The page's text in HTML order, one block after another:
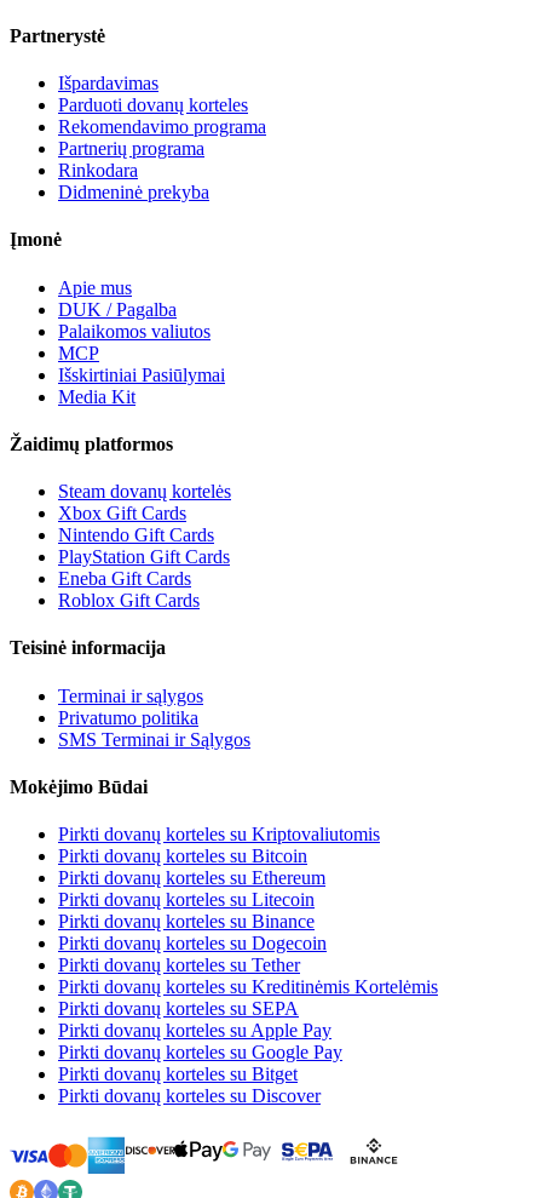
Partnerystė
Išpardavimas
Parduoti dovanų korteles
Rekomendavimo programa
Partnerių programa
Rinkodara
Didmeninė prekyba
Įmonė
Apie mus
DUK / Pagalba
Palaikomos valiutos
MCP
Išskirtiniai Pasiūlymai
Media Kit
Žaidimų platformos
Steam dovanų kortelės
Xbox Gift Cards
Nintendo Gift Cards
PlayStation Gift Cards
Eneba Gift Cards
Roblox Gift Cards
Teisinė informacija
Terminai ir sąlygos
Privatumo politika
SMS Terminai ir Sąlygos
Mokėjimo Būdai
Pirkti dovanų korteles su Kriptovaliutomis
Pirkti dovanų korteles su Bitcoin
Pirkti dovanų korteles su Ethereum
Pirkti dovanų korteles su Litecoin
Pirkti dovanų korteles su Binance
Pirkti dovanų korteles su Dogecoin
Pirkti dovanų korteles su Tether
Pirkti dovanų korteles su Kreditinėmis Kortelėmis
Pirkti dovanų korteles su SEPA
Pirkti dovanų korteles su Apple Pay
Pirkti dovanų korteles su Google Pay
Pirkti dovanų korteles su Bitget
Pirkti dovanų korteles su Discover